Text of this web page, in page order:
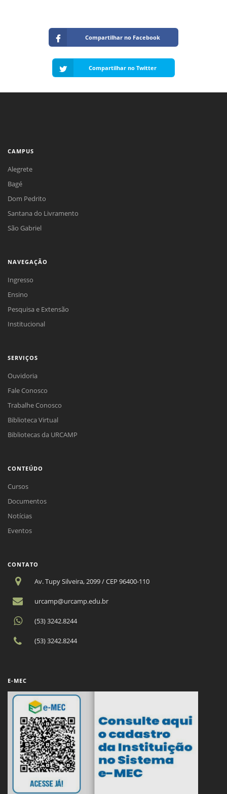
Compartilhar no Facebook
Compartilhar no Twitter
CAMPUS
Alegrete
Bagé
Dom Pedrito
Santana do Livramento
São Gabriel
NAVEGAÇÃO
Ingresso
Ensino
Pesquisa e Extensão
Institucional
SERVIÇOS
Ouvidoria
Fale Conosco
Trabalhe Conosco
Biblioteca Virtual
Bibliotecas da URCAMP
CONTEÚDO
Cursos
Documentos
Notícias
Eventos
CONTATO
Av. Tupy Silveira, 2099 / CEP 96400-110
urcamp@urcamp.edu.br
(53) 3242.8244
(53) 3242.8244
E-MEC